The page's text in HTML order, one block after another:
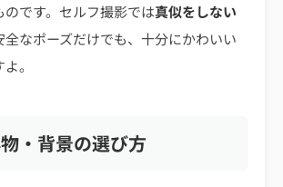
のです。セルフ撮影では真似をしない
全なポーズだけでも、十分にかわいい
。
・背景の選び方